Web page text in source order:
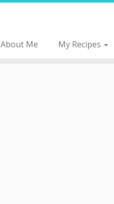
About Me My Recipes